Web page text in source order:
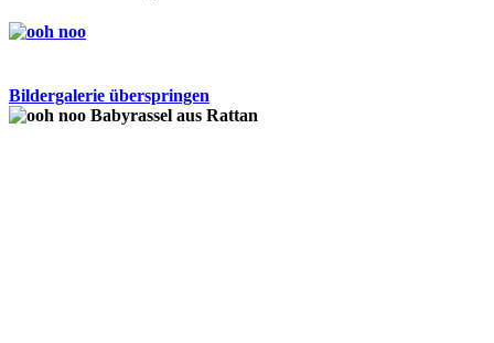
Bildergalerie überspringen